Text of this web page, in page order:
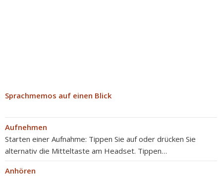
Sprachmemos auf einen Blick
Aufnehmen
Starten einer Aufnahme: Tippen Sie auf oder drücken Sie
alternativ die Mitteltaste am Headset. Tippen…
Anhören